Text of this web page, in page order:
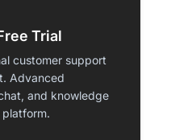
Trial
customer support
Advanced
and knowledge
platform.